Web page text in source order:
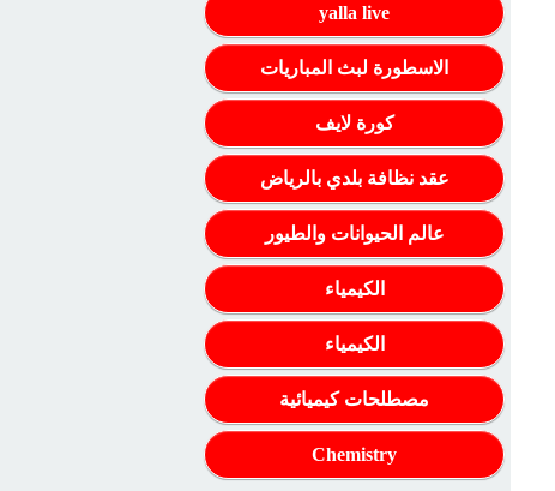
yalla live
الاسطورة لبث المباريات
كورة لايف
عقد نظافة بلدي بالرياض
عالم الحيوانات والطيور
الكيمياء
الكيمياء
مصطلحات كيميائية
Chemistry